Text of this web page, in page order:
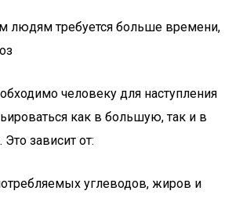
людям требуется больше времени,
человеку для наступления
как в большую, так и в
зависит от:
углеводов, жиров и